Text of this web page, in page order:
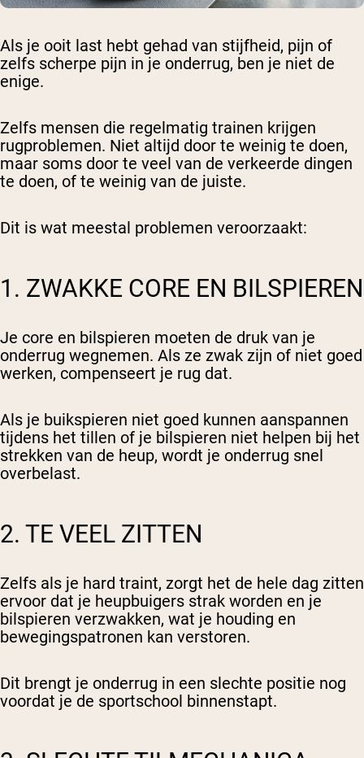
Als je ooit last hebt gehad van stijfheid, pijn of
zelfs scherpe pijn in je onderrug, ben je niet de
enige.
Zelfs mensen die regelmatig trainen krijgen
rugproblemen. Niet altijd door te weinig te doen,
maar soms door te veel van de verkeerde dingen
te doen, of te weinig van de juiste.
Dit is wat meestal problemen veroorzaakt:
1. ZWAKKE CORE EN BILSPIEREN
Je core en bilspieren moeten de druk van je
onderrug wegnemen. Als ze zwak zijn of niet goed
werken, compenseert je rug dat.
Als je buikspieren niet goed kunnen aanspannen
tijdens het tillen of je bilspieren niet helpen bij het
strekken van de heup, wordt je onderrug snel
overbelast.
2. TE VEEL ZITTEN
Zelfs als je hard traint, zorgt het de hele dag zitten
ervoor dat je heupbuigers strak worden en je
bilspieren verzwakken, wat je houding en
bewegingspatronen kan verstoren.
Dit brengt je onderrug in een slechte positie nog
voordat je de sportschool binnenstapt.